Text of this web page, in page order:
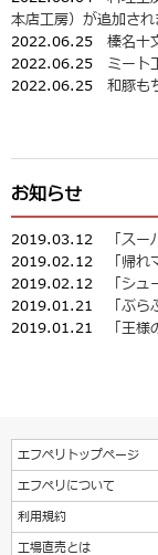
本店工房）が追加され
2022.06.25 榛名十
2022.06.25 ミート
2022.06.25 和豚も
お知らせ
2019.03.12
「ス
2019.02.12
「帰
2019.02.12
「シ
2019.01.21
「ぶ
2019.01.21
「王
エフペリトップページ
エフペリについて
利用規約
工場直売とは